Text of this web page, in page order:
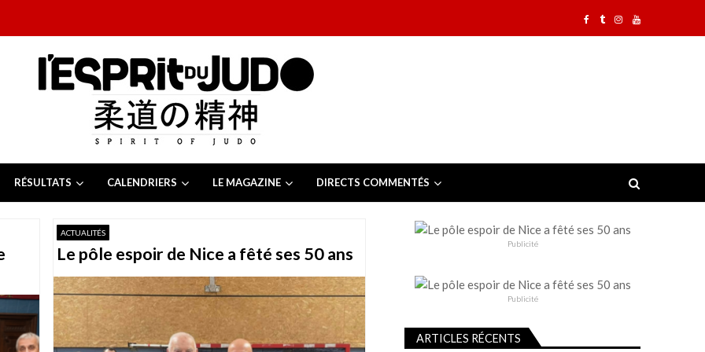
RÉSULTATS CALENDRIERS LE MAGAZINE DIRECTS COMMENTÉS
juillet 2026
juillet 2026
13 juillet 2026
Tchèque 20266 juillet 2026
ACTUALITÉS
Le pôle espoir de Nice a fêté ses 50 ans
Publicité
Publicité
ARTICLES RÉCENTS